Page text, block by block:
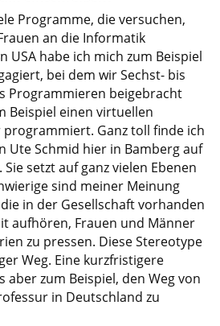
Programme, die versuchen,
an die Informatik
USA habe ich mich zum Beispiel
bei dem wir Sechst- bis
Programmieren beigebracht
Beispiel einen virtuellen
Ganz toll finde ich
Ute Schmid hier in Bamberg auf
setzt auf ganz vielen Ebenen
sind meiner Meinung
in der Gesellschaft vorhanden
aufhören, Frauen und Männer
zu pressen. Diese Stereotype
Weg. Eine kurzfristigere
aber zum Beispiel, den Weg von
in Deutschland zu